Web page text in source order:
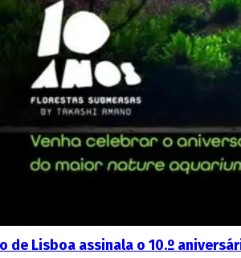
de Lisboa assinala o 10.º